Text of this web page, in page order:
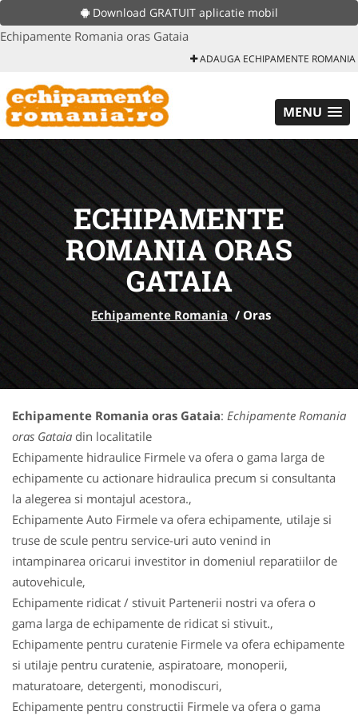
Download GRATUIT aplicatie mobil
Echipamente Romania oras Gataia
ADAUGA ECHIPAMENTE ROMANIA
MENU
ECHIPAMENTE
ROMANIA ORAS
GATAIA
Echipamente Romania / Oras
Echipamente Romania oras Gataia: Echipamente Romania
oras Gataia din localitatile
Echipamente hidraulice Firmele va ofera o gama larga de
echipamente cu actionare hidraulica precum si consultanta
la alegerea si montajul acestora.,
Echipamente Auto Firmele va ofera echipamente, utilaje si
truse de scule pentru service-uri auto venind in
intampinarea oricarui investitor in domeniul reparatiilor de
autovehicule,
Echipamente ridicat / stivuit Partenerii nostri va ofera o
gama larga de echipamente de ridicat si stivuit.,
Echipamente pentru curatenie Firmele va ofera echipamente
si utilaje pentru curatenie, aspiratoare, monoperii,
maturatoare, detergenti, monodiscuri,
Echipamente pentru constructii Firmele va ofera o gama